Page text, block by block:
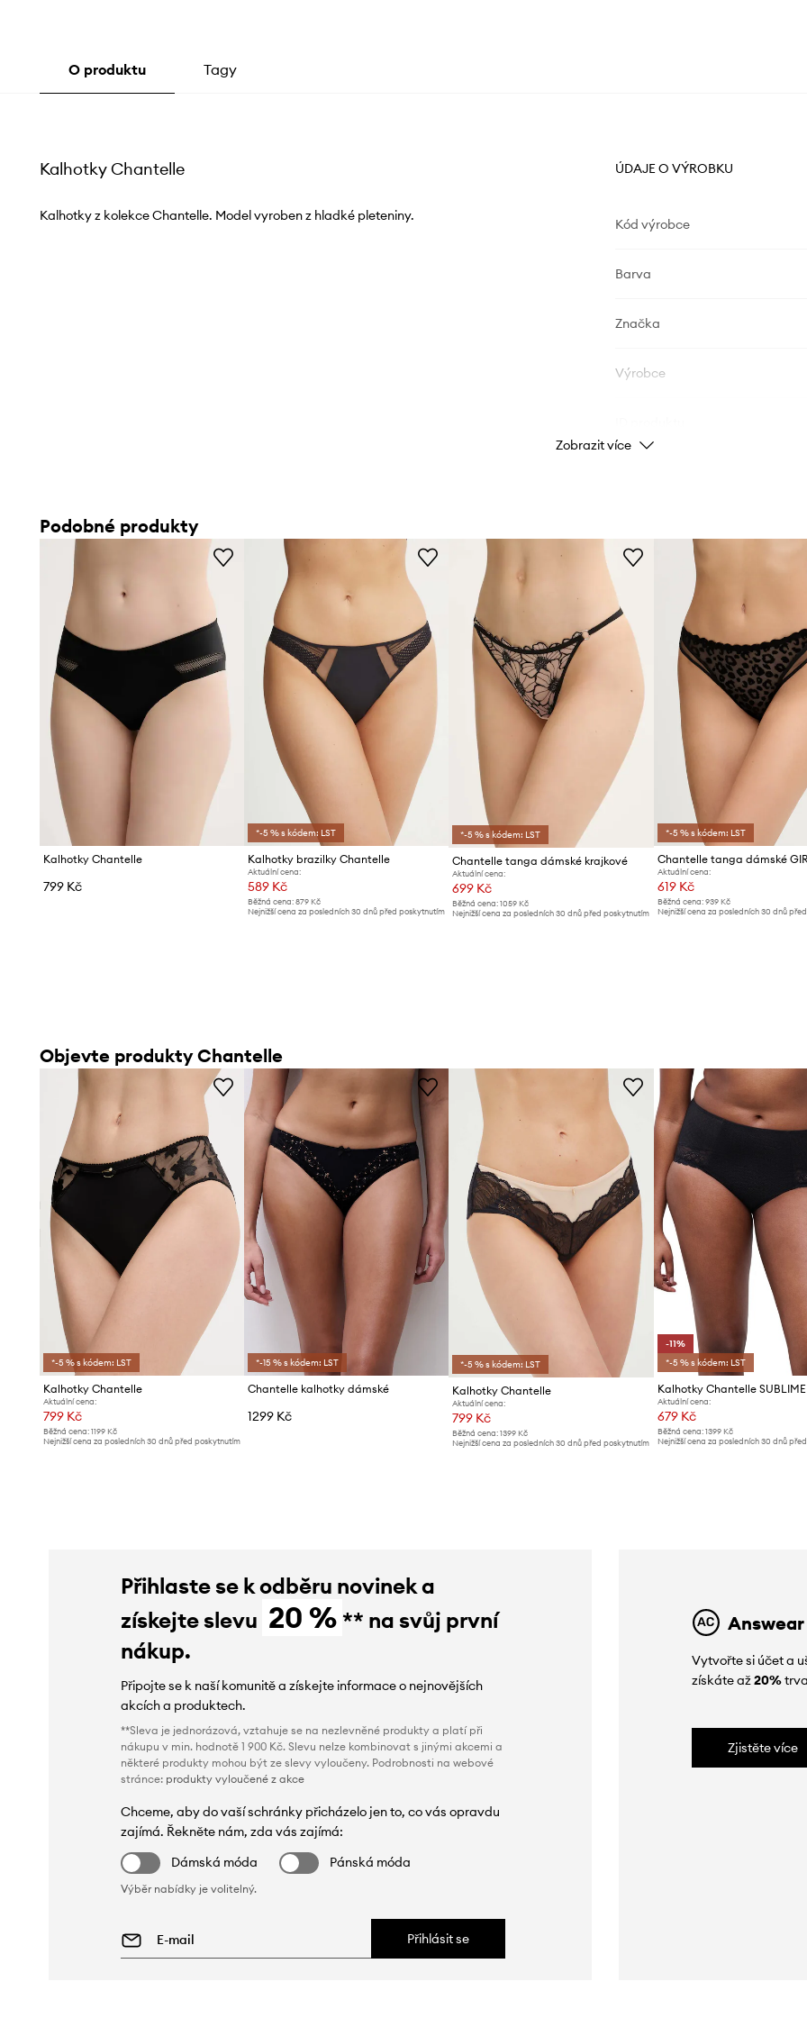
O produktu Tagy
Kalhotky Chantelle
Kalhotky z kolekce Chantelle. Model vyroben z hladké pleteniny.
ÚDAJE O VÝROBKU
Kód výrobce
Barva
Značka
Výrobce
Zobrazit více
Podobné produkty
Kalhotky Chantelle
799 Kč
*-5 % s kódem: LST
Kalhotky brazilky Chantelle
Aktuální cena:
589 Kč
Běžná cena:879 Kč
Nejnižší cena za posledních 30 dnů před poskytnutím
*-5 % s kódem: LST
Chantelle tanga dámské krajkové
Aktuální cena:
699 Kč
Běžná cena: 1059 Kč
Nejnižší cena za posledních 30 dnů před poskytnutím
*-5 % s kódem: LST
Chantelle tanga dámské
Aktuální cena:
619 Kč
Běžná cena: 939 Kč
Nejnižší cena za posledních 30 dnů
Objevte produkty Chantelle
*-5 % s kódem: LST
Kalhotky Chantelle
Aktuální cena:
799 Kč
Běžná cena: 1199 Kč
Nejnižší cena za posledních 30 dnů před poskytnutím
*-15 % s kódem: LST
Chantelle kalhotky dámské
1299 Kč
*-5 % s kódem: LST
Kalhotky Chantelle
Aktuální cena:
799 Kč
Běžná cena: 1399 Kč
Nejnižší cena za posledních 30 dnů před poskytnutím
-11%
*-5 % s kódem: LST
Kalhotky Chantelle SUBLIME
Aktuální cena:
679 Kč
Běžná cena: 1399 Kč
Nejnižší cena za posledních 30 dnů
Přihlaste se k odběru novinek a
získejte slevu 20 % ** na svůj první
nákup.
Připojte se k naší komunitě a získejte informace o nejnovějších
akcích a produktech.
**Sleva je jednorázová, vztahuje se na nezlevněné produkty a platí při
nákupu v min. hodnotě 1 900 Kč. Slevu nelze kombinovat s jinými akcemi a
některé produkty mohou být ze slevy vyloučeny. Podrobnosti na webové
stránce: produkty vyloučené z akce
Chceme, aby do vaší schránky přicházelo jen to, co vás opravdu
zajímá. Řekněte nám, zda vás zajímá:
Dámská móda
Pánská móda
Výběr nabídky je volitelný.
Přihlásit se
Vytvořte si účet a
získáte až20%
Zjistěte více